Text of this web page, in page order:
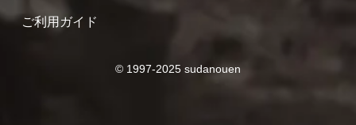
ご利用ガイド
© 1997-2025 sudanouen